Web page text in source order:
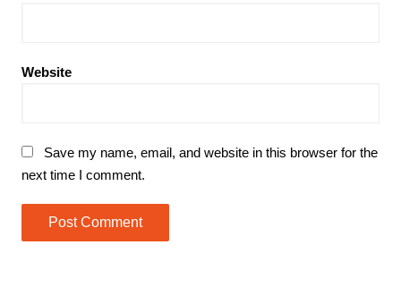
Website
Save my name, email, and website in this browser for the
next time I comment.